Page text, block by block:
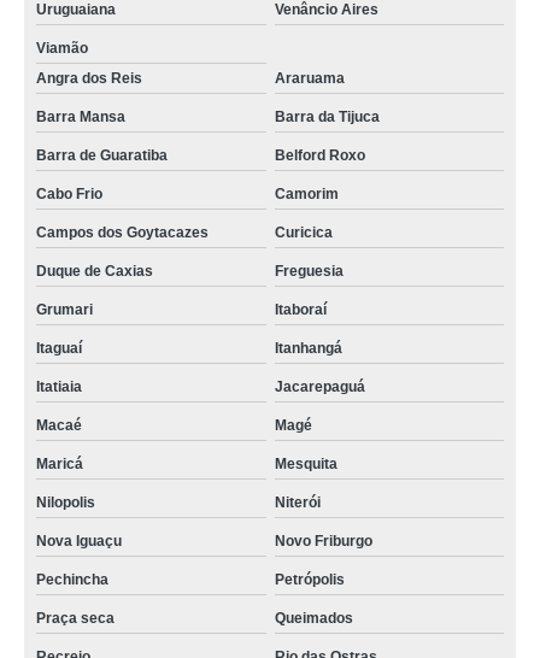
Uruguaiana Venâncio Aires
Viamão
Angra dos Reis
Araruama
Barra Mansa Barra da Tijuca
Barra de Guaratiba Belford Roxo
Cabo Frio Camorim
Campos dos Goytacazes Curicica
Duque de Caxias Freguesia
Grumari Itaboraí
Itaguaí Itanhangá
Itatiaia Jacarepaguá
Macaé Magé
Maricá Mesquita
Nilopolis Niterói
Nova Iguaçu Novo Friburgo
Pechincha Petrópolis
Praça seca Queimados